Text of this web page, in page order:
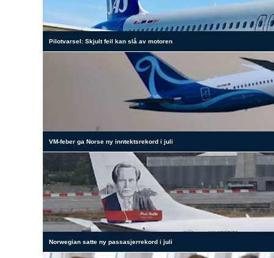
Pilotvarsel: Skjult feil kan slå av motoren
VM-feber ga Norse ny inntektsrekord i juli
Norwegian satte ny passasjerrekord i juli